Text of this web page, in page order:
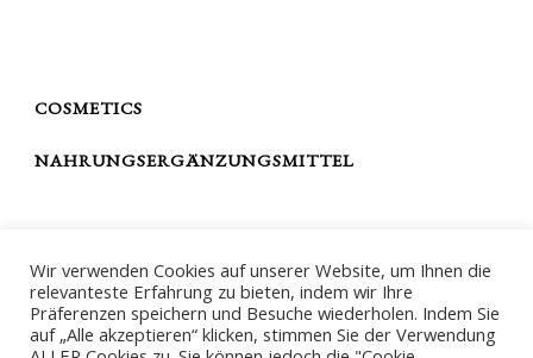
COSMETICS
NAHRUNGSERGÄNZUNGSMITTEL
IMPRESSUM
DATENSCHUTZERKLÄRUNG
Wir verwenden Cookies auf unserer Website, um Ihnen die
relevanteste Erfahrung zu bieten, indem wir Ihre
Präferenzen speichern und Besuche wiederholen. Indem Sie
auf „Alle akzeptieren“ klicken, stimmen Sie der Verwendung